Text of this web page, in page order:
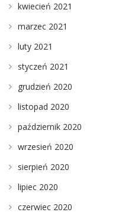
kwiecień 2021
marzec 2021
luty 2021
styczeń 2021
grudzień 2020
listopad 2020
październik 2020
wrzesień 2020
sierpień 2020
lipiec 2020
czerwiec 2020